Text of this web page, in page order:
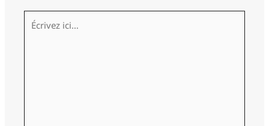
Écrivez
ici…